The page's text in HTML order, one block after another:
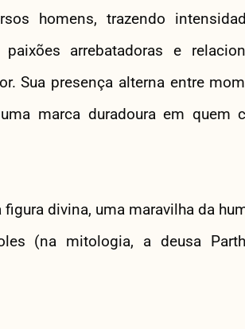
homens, trazendo
arrebatadoras e
Sua presença alterna entre
marca duradoura em quem
divina, uma maravilha da
(na mitologia, a deusa